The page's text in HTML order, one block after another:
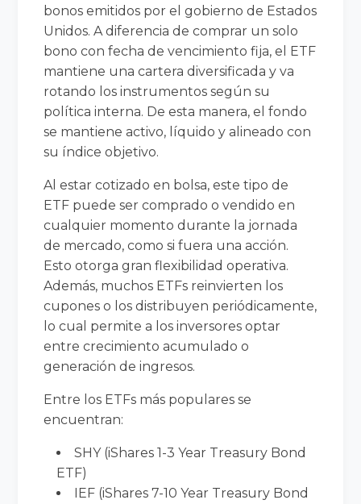
bonos emitidos por el gobierno de Estados
Unidos. A diferencia de comprar un solo
bono con fecha de vencimiento fija, el ETF
mantiene una cartera diversificada y va
rotando los instrumentos según su
política interna. De esta manera, el fondo
se mantiene activo, líquido y alineado con
su índice objetivo.
Al estar cotizado en bolsa, este tipo de
ETF puede ser comprado o vendido en
cualquier momento durante la jornada
de mercado, como si fuera una acción.
Esto otorga gran flexibilidad operativa.
Además, muchos ETFs reinvierten los
cupones o los distribuyen periódicamente,
lo cual permite a los inversores optar
entre crecimiento acumulado o
generación de ingresos.
Entre los ETFs más populares se
encuentran:
SHY (iShares 1-3 Year Treasury Bond
ETF)
IEF (iShares 7-10 Year Treasury Bond